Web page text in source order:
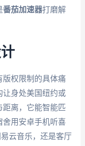
番茄加速器打磨解
版权限制的具体痛
让身处美国纽约或
距离，它能智能匹
舍用安卓手机听喜
云音乐，还是客厅